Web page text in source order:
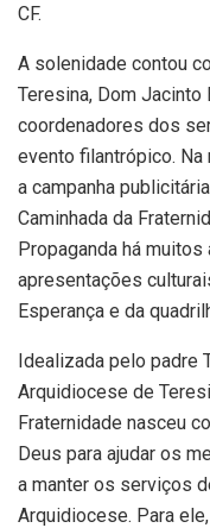
CF.
A solenidade contou
Teresina, Dom Jacinto
coordenadores dos
evento filantrópico.
a campanha
Caminhada da
Propaganda há
apresentações
Esperança e da
Idealizada pelo padre
Arquidiocese de
Fraternidade nasceu
Deus para ajudar os
a manter os serviços
Arquidiocese. Para